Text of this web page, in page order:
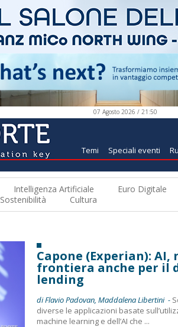
07 Agosto 2026 / 21:50
Temi Speciali eventi
Intelligenza Artificiale Euro Digitale
Sostenibilità Cultura
Capone (Experian): AI,
frontiera anche per il
lending
di Flavio Padovan, Maddalena Libertini -
diverse le applicazioni basate
machine learning e dell’AI che ...